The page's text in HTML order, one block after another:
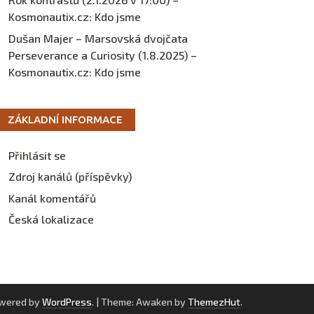
Kosmonautix.cz: Kdo jsme
Dušan Majer – Marsovská dvojčata
Perseverance a Curiosity (1.8.2025) –
Kosmonautix.cz: Kdo jsme
ZÁKLADNÍ INFORMACE
Přihlásit se
Zdroj kanálů (příspěvky)
Kanál komentářů
Česká lokalizace
by WordPress. | Theme: Awaken by ThemezHut.